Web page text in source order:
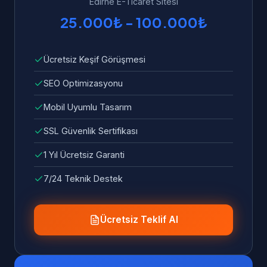
25.000₺ - 100.000₺
Ücretsiz Keşif Görüşmesi
SEO Optimizasyonu
Mobil Uyumlu Tasarım
SSL Güvenlik Sertifikası
1 Yıl Ücretsiz Garanti
7/24 Teknik Destek
Ücretsiz Teklif Al